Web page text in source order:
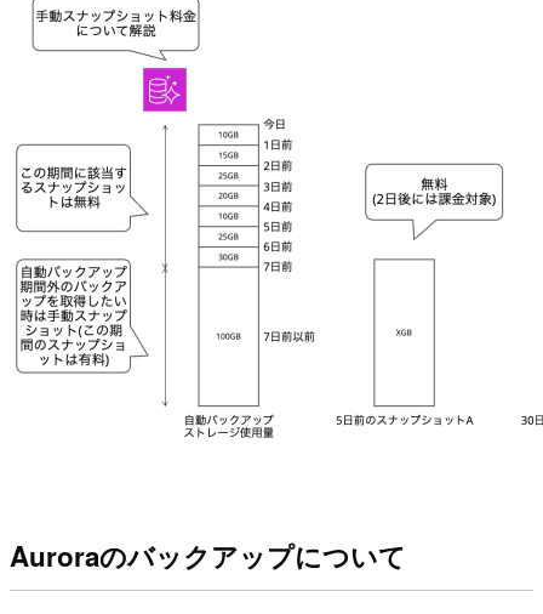
Auroraのバックアップについて